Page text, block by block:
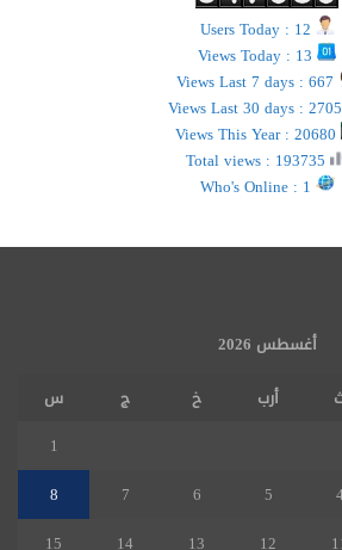
أغسطس 2026
أرب خ ج
س
1
5
6
7
8
12
13
14
15